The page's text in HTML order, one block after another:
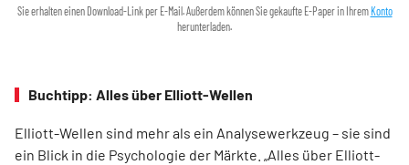
Sie erhalten einen Download-Link per E-Mail. Außerdem können Sie gekaufte E-Paper in Ihrem Konto
herunterladen.
Buchtipp: Alles über Elliott-Wellen
Elliott-Wellen sind mehr als ein Analysewerkzeug – sie sind
ein Blick in die Psychologie der Märkte. „Alles über Elliott-